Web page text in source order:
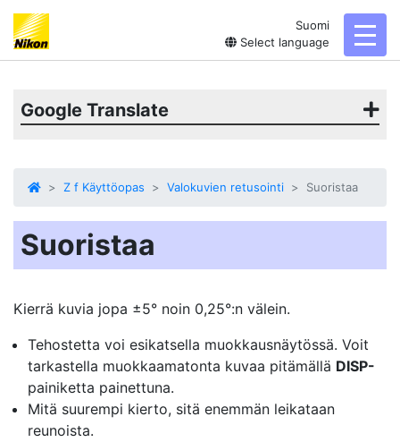
Suomi
Select language
Google Translate
Z f Käyttöopas Valokuvien retusointi Suoristaa
Suoristaa
Kierrä kuvia jopa ±5° noin 0,25°:n välein.
Tehostetta voi esikatsella muokkausnäytössä. Voit
tarkastella muokkaamatonta kuvaa pitämällä DISP-
painiketta painettuna.
Mitä suurempi kierto, sitä enemmän leikataan
reunoista.